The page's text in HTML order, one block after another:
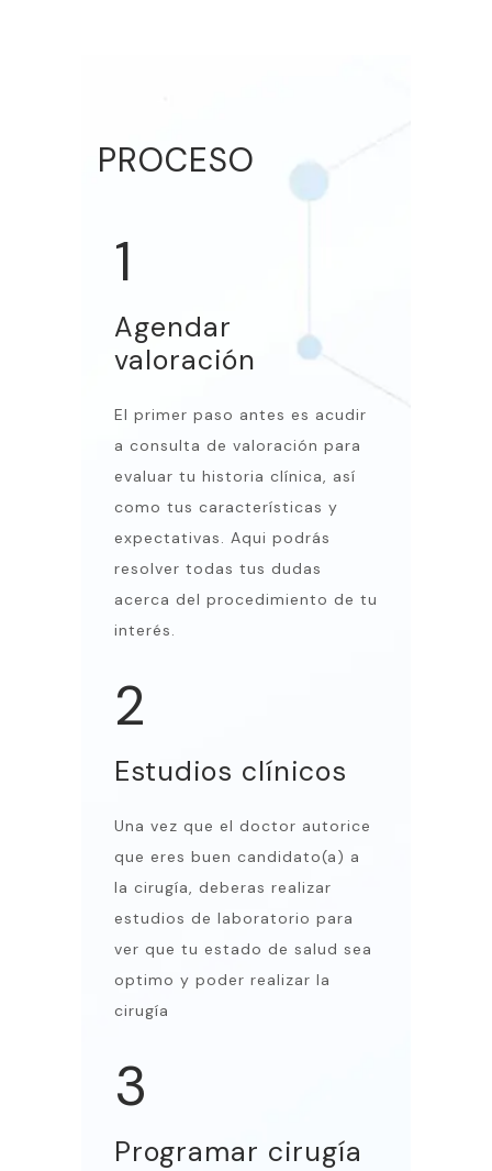
PROCESO
1
Agendar
valoración
El primer paso antes es acudir
a consulta de valoración para
evaluar tu historia clínica, así
como tus características y
expectativas. Aqui podrás
resolver todas tus dudas
acerca del procedimiento de tu
interés.
2
Estudios clínicos
Una vez que el doctor autorice
que eres buen candidato(a) a
la cirugía, deberas realizar
estudios de laboratorio para
ver que tu estado de salud sea
optimo y poder realizar la
cirugía
3
Programar cirugía